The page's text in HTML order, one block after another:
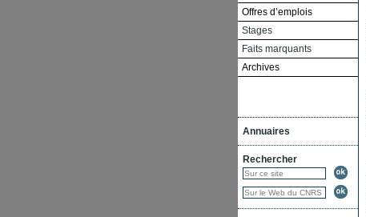
Offres d’emplois
Stages
Faits marquants
Archives
Annuaires
Rechercher